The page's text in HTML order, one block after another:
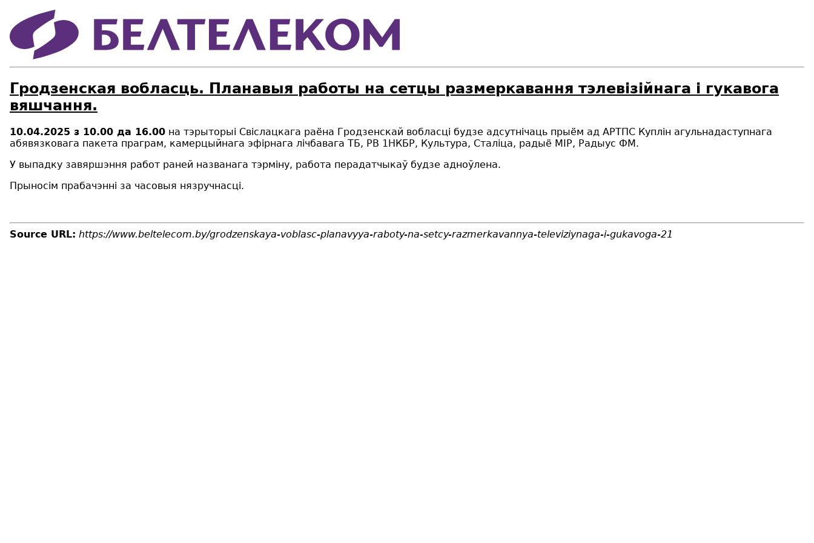
Гродзенская вобласць. Планавыя работы на сетцы размеркавання тэлевізійнага і гукавога
вяшчання.
10.04.2025 з 10.00 да 16.00 на тэрыторыі Свіслацкага раёна Гродзенскай вобласці будзе адсутнічаць прыём ад АРТПС Куплін агульнадаступнага
абявязковага пакета праграм, камерцыйнага эфірнага лічбавага ТБ, РВ 1НКБР, Культура, Сталіца, радыё МІР, Радыус ФМ.
У выпадку завяршэння работ раней названага тэрміну, работа перадатчыкаў будзе адноўлена.
Прыносім прабачэнні за часовыя нязручнасці.
Source URL: https://www.beltelecom.by/grodzenskaya-voblasc-planavyya-raboty-na-setcy-razmerkavannya-televiziynaga-i-gukavoga-21